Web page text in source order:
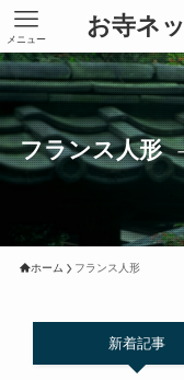
お寺ネ
メニュー
フランス人形
ホーム フランス人形
新着記事